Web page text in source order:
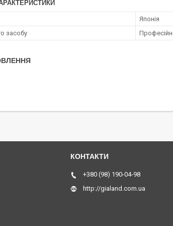
Японія
засобу
+380 (98) 190-04-98
http://gialand.com.ua